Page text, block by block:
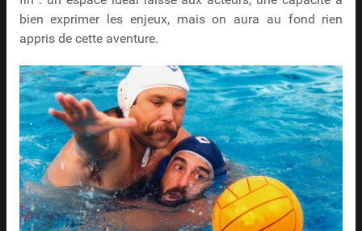
bien exprimer les enjeux, mais on aura au fond rien
appris de cette aventure.